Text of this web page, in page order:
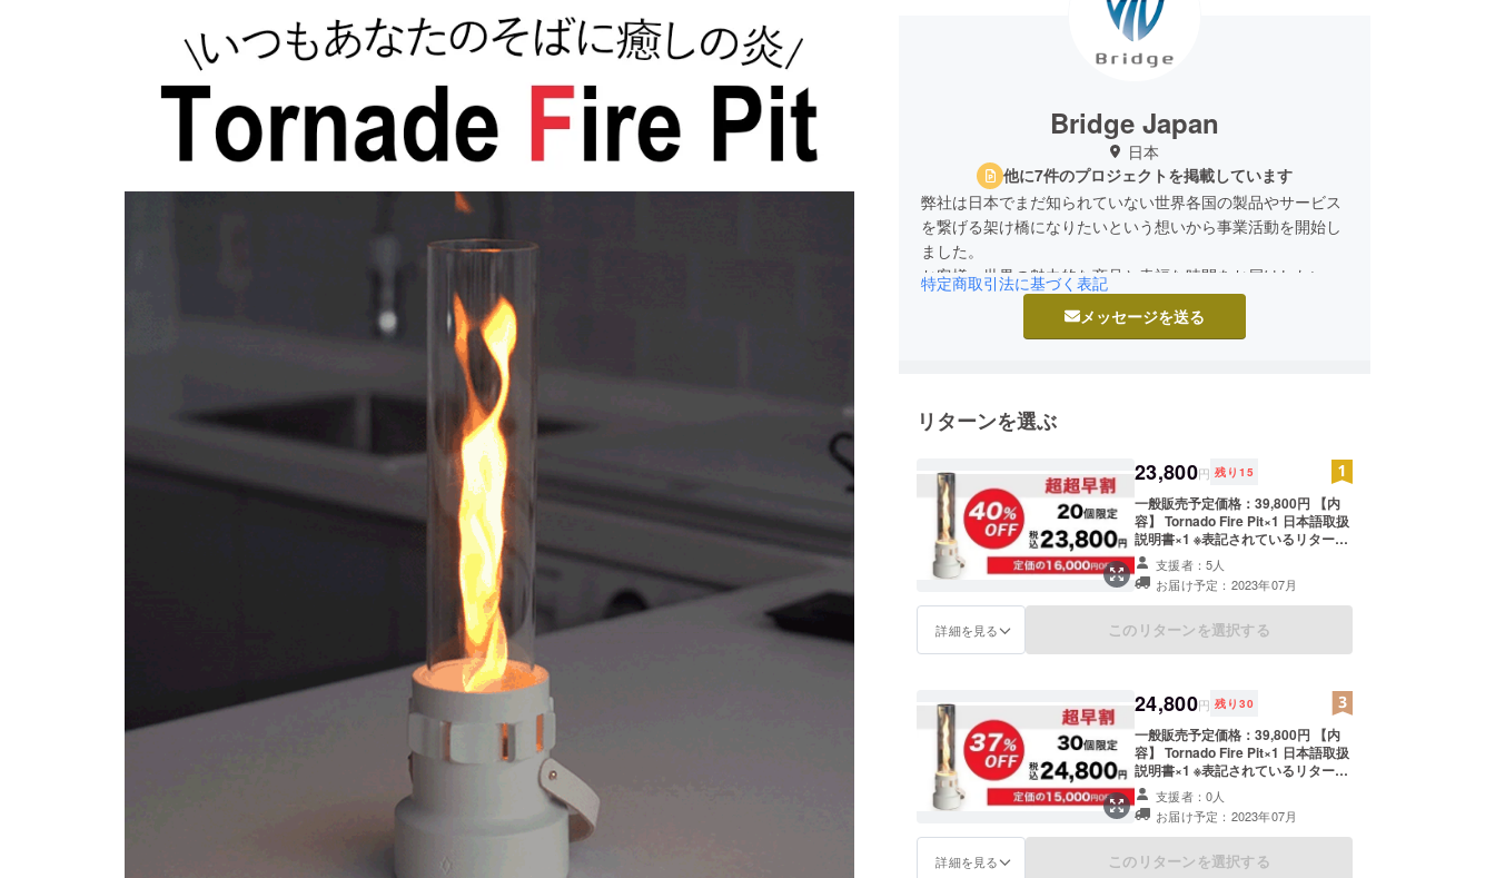
Bridge Japan
日本
他に7件のプロジェクトを掲載しています
弊社は日本でまだ知られていない世界各国の製品やサービス
を繋げる架け橋になりたいという想いから事業活動を開始し
ました。
お客様へ世界の魅力的な商品と幸福な時間をお届けしたいと
思っております。
何卒よろしくお願い申し上げます。
特定商取引法に基づく表記
メッセージを送る
リターンを選ぶ
23,800円 残り 15
一般販売予定価格：39,800円 【内
容】 Tornado Fire Pit×1 日本語取扱
説明書×1 ※表記されているリターン
金額は税・送料込みの価格です。 ※
デザイン・仕様は変更になる可能性
もございます。ご了承ください。 ※
皆様のご支援により量産効率が向上
した場合、正規販売価格が販売予定
荷時期が遅れる場合があります。
支援者：5人
お届け予定：2023年07月
詳細を見る このリターンを選択する
24,800円 残り 30
一般販売予定価格：39,800円 【内
容】 Tornado Fire Pit×1 日本語取扱
説明書×1 ※表記されているリターン
金額は税・送料込みの価格です。 ※
デザイン・仕様は変更になる可能性
もございます。ご了承ください。 ※
皆様のご支援により量産効率が向上
した場合、正規販売価格が販売予定
支援者：0人
お届け予定：2023年07月
詳細を見る このリターンを選択する